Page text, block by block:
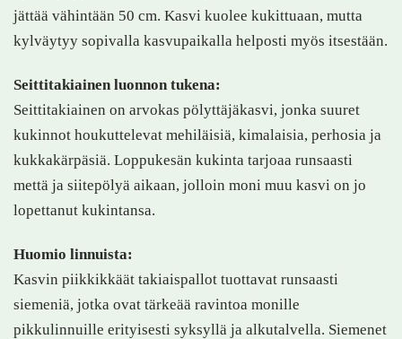
jättää vähintään 50 cm. Kasvi kuolee kukittuaan, mutta
kylväytyy sopivalla kasvupaikalla helposti myös itsestään.
Seittitakiainen luonnon tukena:
Seittitakiainen on arvokas pölyttäjäkasvi, jonka suuret
kukinnot houkuttelevat mehiläisiä, kimalaisia, perhosia ja
kukkakärpäsiä. Loppukesän kukinta tarjoaa runsaasti
mettä ja siitepölyä aikaan, jolloin moni muu kasvi on jo
lopettanut kukintansa.
Huomio linnuista:
Kasvin piikkikkäät takiaispallot tuottavat runsaasti
siemeniä, jotka ovat tärkeää ravintoa monille
pikkulinnuille erityisesti syksyllä ja alkutalvella. Siemenet